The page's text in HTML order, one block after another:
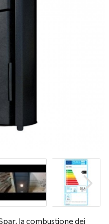
la combustione dei